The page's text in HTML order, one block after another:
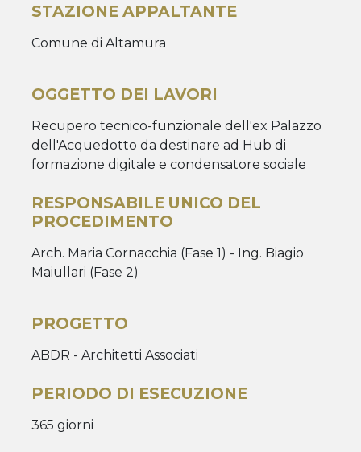
STAZIONE APPALTANTE
Comune di Altamura
OGGETTO DEI LAVORI
Recupero tecnico-funzionale dell'ex Palazzo
dell'Acquedotto da destinare ad Hub di
formazione digitale e condensatore sociale
RESPONSABILE UNICO DEL
PROCEDIMENTO
Arch. Maria Cornacchia (Fase 1) - Ing. Biagio
Maiullari (Fase 2)
PROGETTO
ABDR - Architetti Associati
PERIODO DI ESECUZIONE
365 giorni